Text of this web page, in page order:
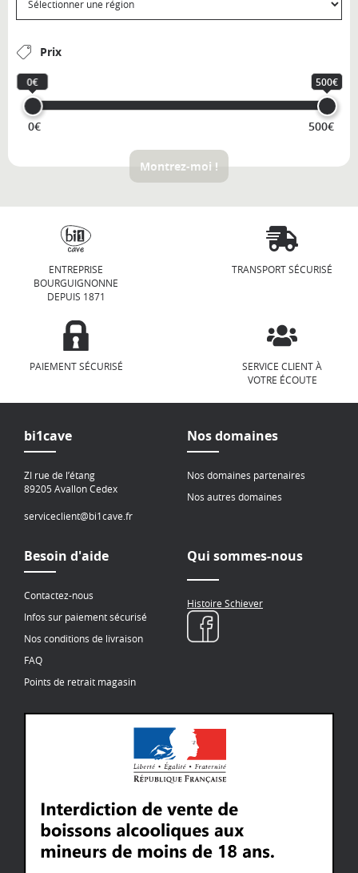
Prix
0€ 500€
0€ 500€
Montrez-moi !
ENTREPRISE
BOURGUIGNONNE
DEPUIS 1871
TRANSPORT SÉCURISÉ
PAIEMENT SÉCURISÉ
SERVICE CLIENT À
VOTRE ÉCOUTE
bi1cave
ZI rue de l’étang
89205 Avallon Cedex
serviceclient@bi1cave.fr
Nos domaines
Nos domaines partenaires
Nos autres domaines
Besoin d'aide
Contactez-nous
Infos sur paiement sécurisé
Nos conditions de livraison
FAQ
Points de retrait magasin
Qui sommes-nous
Histoire Schiever